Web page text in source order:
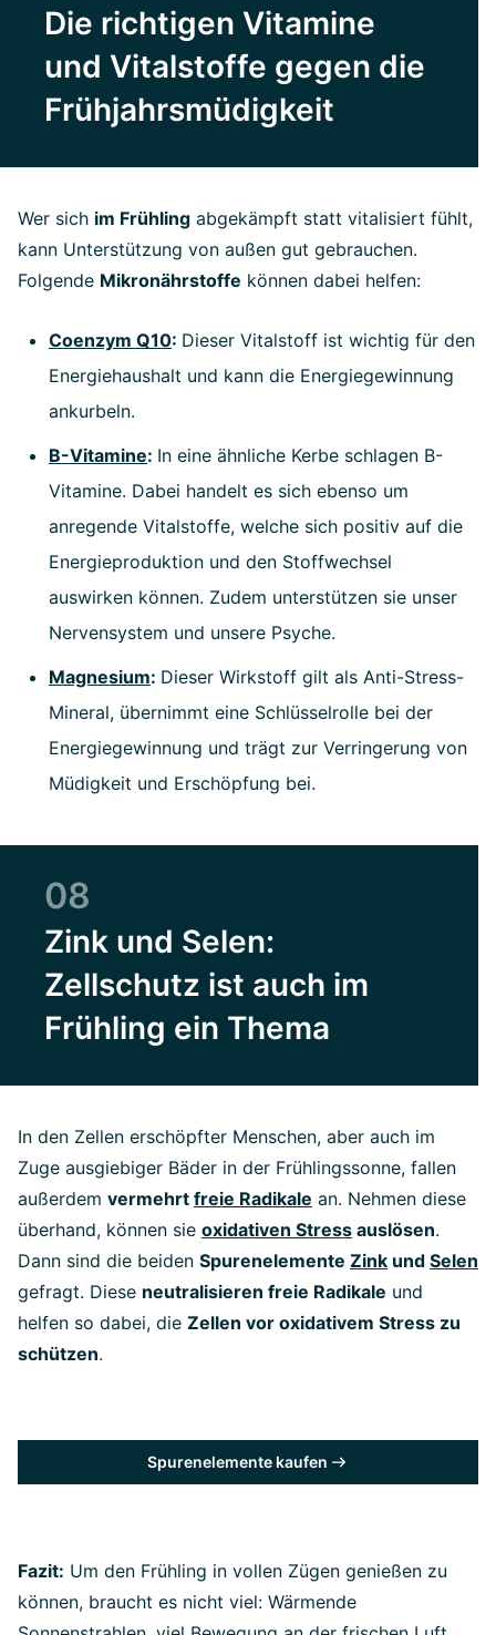
Die richtigen Vitamine
und Vitalstoffe gegen die
Frühjahrsmüdigkeit
Wer sich im Frühling abgekämpft statt vitalisiert fühlt,
kann Unterstützung von außen gut gebrauchen.
Folgende Mikronährstoffe können dabei helfen:
Coenzym Q10: Dieser Vitalstoff ist wichtig für den
Energiehaushalt und kann die Energiegewinnung
ankurbeln.
B-Vitamine: In eine ähnliche Kerbe schlagen B-
Vitamine. Dabei handelt es sich ebenso um
anregende Vitalstoffe, welche sich positiv auf die
Energieproduktion und den Stoffwechsel
auswirken können. Zudem unterstützen sie unser
Nervensystem und unsere Psyche.
Magnesium: Dieser Wirkstoff gilt als Anti-Stress-
Mineral, übernimmt eine Schlüsselrolle bei der
Energiegewinnung und trägt zur Verringerung von
Müdigkeit und Erschöpfung bei.
08
Zink und Selen:
Zellschutz ist auch im
Frühling ein Thema
In den Zellen erschöpfter Menschen, aber auch im
Zuge ausgiebiger Bäder in der Frühlingssonne, fallen
außerdem vermehrt freie Radikale an. Nehmen diese
überhand, können sie oxidativen Stress auslösen.
Dann sind die beiden Spurenelemente Zink und Selen
gefragt. Diese neutralisieren freie Radikale und
helfen so dabei, die Zellen vor oxidativem Stress zu
schützen.
Spurenelemente kaufen
Fazit: Um den Frühling in vollen Zügen genießen zu
können, braucht es nicht viel: Wärmende